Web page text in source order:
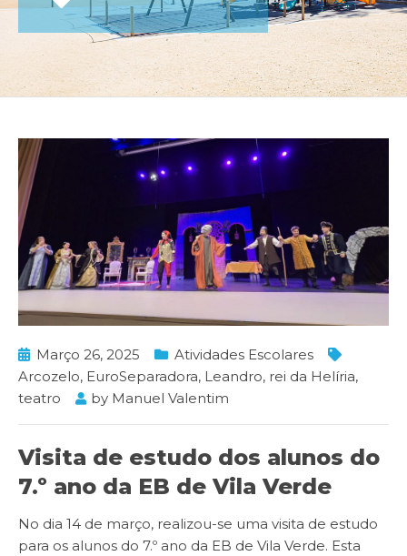
Março 26, 2025
Atividades Escolares
Arcozelo, EuroSeparadora, Leandro, rei da Helíria,
teatro
by Manuel Valentim
Visita de estudo dos alunos do
7.º ano da EB de Vila Verde
No dia 14 de março, realizou-se uma visita de estudo
para os alunos do 7.º ano da EB de Vila Verde. Esta